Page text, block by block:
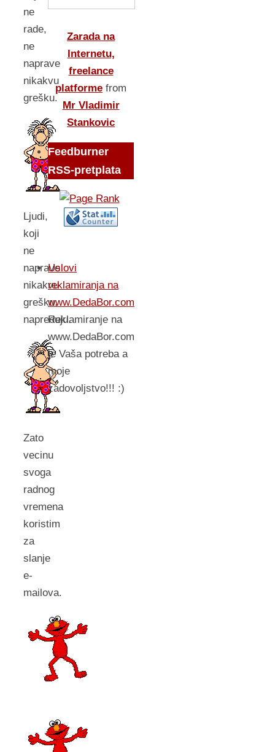
ne
rade,
ne
naprave
nikakvu
grešku.
Ljudi,
koji
ne
naprave
nikakvu
grešku,
napreduju.
Zato
vecinu
svoga
radnog
vremena
koristim
za
slanje
e-
mailova.
Zarada na
Internetu,
freelance
platforme from
Mr Vladimir
Stankovic
Feedburner
RSS-pretplata
Uslovi
reklamiranja na
www.DedaBor.com
Reklamiranje na
www.DedaBor.com
je Vaša potreba a
moje
zadovoljstvo!!! :)